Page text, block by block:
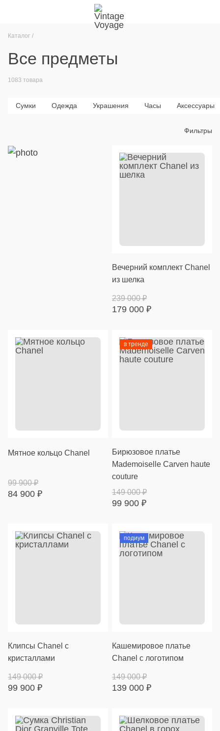
Каталог
Все предметы
1083 товара
Сумки Одежда Украшения Часы Аксессуары
Фильтры
Вечерний комплект Chanel
из шелка
179 000 ₽
239 000₽
Мятное кольцо Chanel
84 900 ₽
99 900₽
в тренде
Бирюзовое платье
Mademoiselle Carven haute
couture
99 900 ₽
149 000₽
Клипсы Chanel с
кристаллами
99 900 ₽
149 000₽
подиум
Кашемировое платье
Chanel с логотипом
139 000 ₽
149 000₽